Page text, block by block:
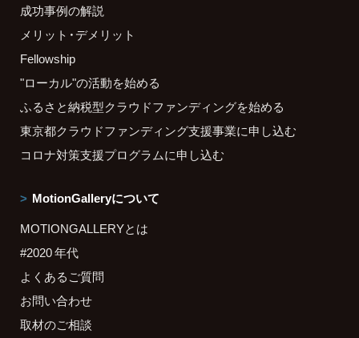
成功事例の解説
メリット・デメリット
Fellowship
"ローカル"の活動を始める
ふるさと納税型クラウドファンディングを始める
東京都クラウドファンディング支援事業に申し込む
コロナ対策支援プログラムに申し込む
MotionGalleryについて
MOTIONGALLERYとは
#2020 年代
よくあるご質問
お問い合わせ
取材のご相談